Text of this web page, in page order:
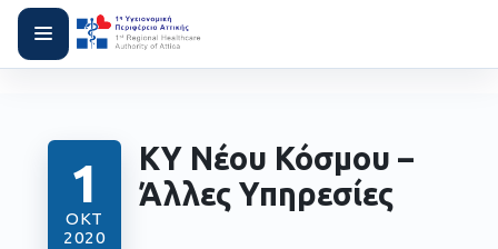
1
ΟΚΤ
2020
ΚΥ Νέου Κόσμου –
Άλλες Υπηρεσίες